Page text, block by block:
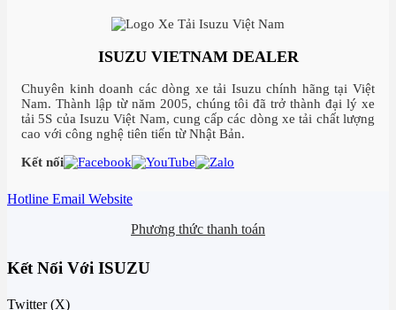
ISUZU VIETNAM DEALER
Chuyên kinh doanh các dòng xe tải Isuzu chính hãng tại Việt
Nam. Thành lập từ năm 2005, chúng tôi đã trở thành đại lý xe
tải 5S của Isuzu Việt Nam, cung cấp các dòng xe tải chất lượng
cao với công nghệ tiên tiến từ Nhật Bản.
Kết nối
Hotline Email Website
Phương thức thanh toán
Kết Nối Với ISUZU
Twitter (X)